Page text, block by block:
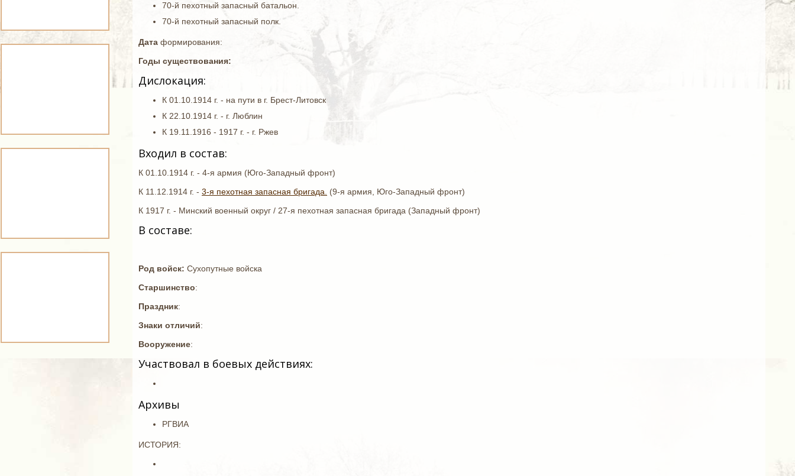
70-й пехотный запасный батальон.
70-й пехотный запасный полк.
Дата формирования:
Годы существования:
Дислокация:
К 01.10.1914 г. - на пути в г. Брест-Литовск
К 22.10.1914 г. - г. Люблин
К 19.11.1916 - 1917 г. - г. Ржев
Входил в состав:
К 01.10.1914 г. - 4-я армия (Юго-Западный фронт)
К 11.12.1914 г. - 3-я пехотная запасная бригада.
(9-я армия, Юго-Западный фронт)
К 1917 г. - Минский военный округ / 27-я пехотная запасная бригада (Западный фронт)
В составе:
Род войск: Сухопутные войска
Старшинство:
Праздник:
Знаки отличий:
Вооружение:
Участвовал в боевых действиях:
Архивы
РГВИА
ИСТОРИЯ: